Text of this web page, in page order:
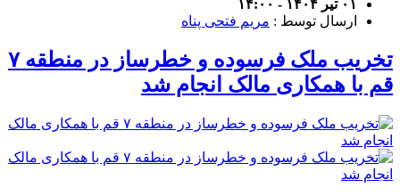
۰۱ تیر ۱۴۰۴ - ۱۴:۰۰
ارسال توسط : مریم فتحی پناه
تخریب ملک فرسوده و خطرساز در منطقه ۷
قم با همکاری مالک انجام شد